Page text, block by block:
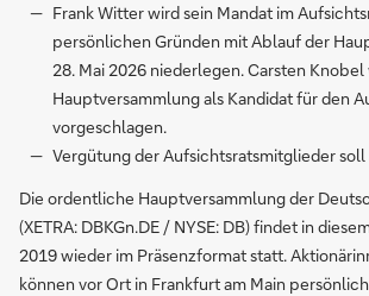
Frank Witter wird sein Mandat im
persönlichen Gründen mit Ablauf der
28. Mai 2026 niederlegen. Carsten
Hauptversammlung als Kandidat für den
vorgeschlagen.
Vergütung der Aufsichtsratsmitglieder
Die ordentliche Hauptversammlung der
(XETRA: DBKGn.DE / NYSE: DB) findet in
2019 wieder im Präsenzformat statt.
können vor Ort in Frankfurt am Main